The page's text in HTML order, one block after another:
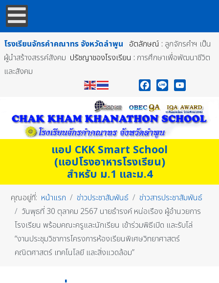
โรงเรียนจักรคำคณาทร จังหวัดลำพูน อัตลักษณ์ : ลูกจักรคำฯ เป็น
ผู้นำสร้างสรรค์สังคม ปรัชญาของโรงเรียน : การศึกษาเพื่อพัฒนาชีวิต
และสังคม
แอป CKK Smart School
(แอปโรงอาหารโรงเรียน)
สำหรับ ม.1 และม.4
คุณอยู่ที่: หน้าแรก ข่าวประชาสัมพันธ์
ข่าวสารประชาสัมพันธ์
วันพุธที่ 30 ตุลาคม 2567 นายธำรงค์ หน่อเรือง ผู้อำนวยการ
โรงเรียน พร้อมคณะครูและนักเรียน เข้าร่วมพิธีเปิด และรับโล่
“งานประชุมวิชาการโครงการห้องเรียนพิเศษวิทยาศาสตร์
คณิตศาสตร์ เทคโนโลยี และสิ่งแวดล้อม”